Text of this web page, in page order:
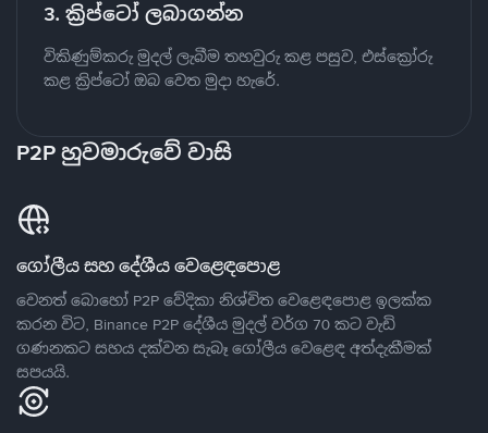
3. ක්‍රිප්ටෝ ලබාගන්න
විකිණුම්කරු මුදල් ලැබීම තහවුරු කළ පසුව, එස්ක්‍රෝරු
කළ ක්‍රිප්ටෝ ඔබ වෙත මුදා හැරේ.
P2P හුවමාරුවේ වාසි
ගෝලීය සහ දේශීය වෙළෙඳපොළ
වෙනත් බොහෝ P2P වේදිකා නිශ්චිත වෙළෙඳපොළ ඉලක්ක
කරන විට, Binance P2P දේශීය මුදල් වර්ග 70 කට වැඩි
ගණනකට සහය දක්වන සැබෑ ගෝලීය වෙළෙඳ අත්දැකීමක්
සපයයි.